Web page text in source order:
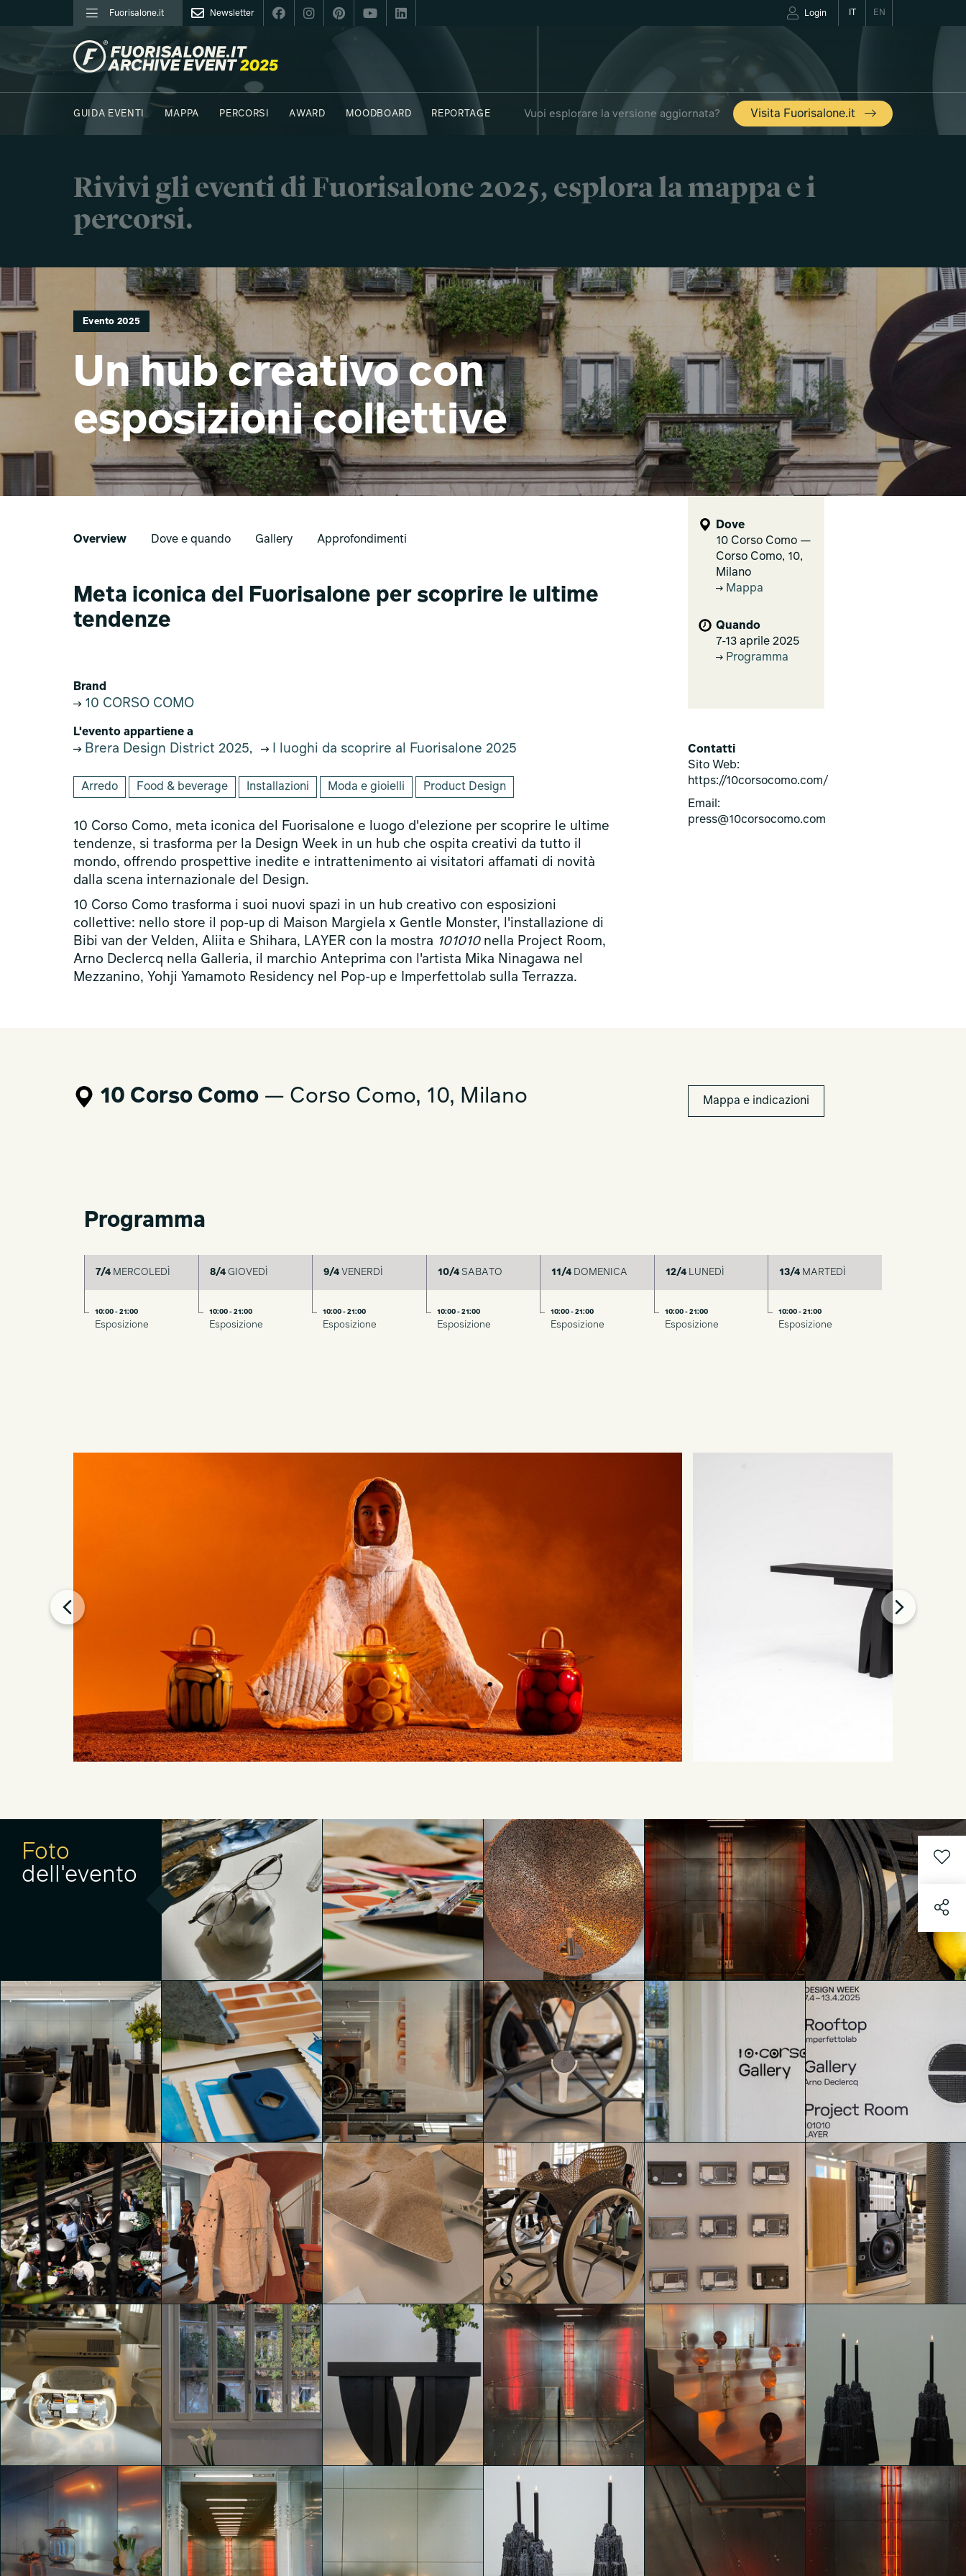
Fuorisalone.it Newsletter EN
Login
FUORISALONE.IT
GUIDA EVENTI
MAPPA PERCORSI AWARD MOODBOARD REPORTAGE Vuoi esplorare la versione aggiornata? Visita Fuorisalone.it
Rivivi gli eventi di Fuorisalone 2025, esplora la mappa e i
percorsi.
Evento 2025
Un hub creativo con
esposizioni collettive
Overview Dove e quando Gallery Approfondimenti
Meta iconica del Fuorisalone per scoprire le ultime
tendenze
Brand
10 CORSO COMO
L'evento appartiene a
Brera Design District 2025, I luoghi da scoprire al Fuorisalone 2025
Arredo Food & beverage Installazioni Moda e gioielli Product Design
10 Corso Como, meta iconica del Fuorisalone e luogo d'elezione per scoprire le ultime
tendenze, si trasforma per la Design Week in un hub che ospita creativi da tutto il
mondo, offrendo prospettive inedite e intrattenimento ai visitatori affamati di novità
dalla scena internazionale del Design.
10 Corso Como trasforma i suoi nuovi spazi in un hub creativo con esposizioni
collettive: nello store il pop-up di Maison Margiela x Gentle Monster, l'installazione di
Bibi van der Velden, Aliita e Shihara, LAYER con la mostra 101010 nella Project Room,
Arno Declercq nella Galleria, il marchio Anteprima con l'artista Mika Ninagawa nel
Mezzanino, Yohji Yamamoto Residency nel Pop-up e Imperfettolab sulla Terrazza.
Dove
10 Corso Como —
Corso Como, 10,
Milano
Mappa
Quando
7-13 aprile 2025
Programma
Contatti
Sito Web:
https://10corsocomo.com/
Email:
press@10corsocomo.com
10 Corso Como — Corso Como, 10, Milano Mappa e indicazioni
Programma
7/4 MERCOLEDÌ
10:00 - 21:00
Esposizione
8/4GIOVEDÌ
10:00 - 21:00
Esposizione
9/4 VENERDÌ
10:00 - 21:00
Esposizione
10/4SABATO
10:00 - 21:00
Esposizione
11/4 DOMENICA
10:00 - 21:00
Esposizione
12/4LUNEDÌ
10:00 - 21:00
Esposizione
13/4 MARTEDÌ
10:00 - 21:00
Esposizione
Foto
dell'evento
Un hub creativo con
esposizioni collettive
Francesca Veggetti
Un hub creativo con
esposizioni collettive
Francesca Veggetti
Un hub creativo con
esposizioni collettive
giacomo gallesi
Un hub creativo con
esposizioni collettive
giacomo gallesi
esposizioni collettive
giacomo gallesi
Un hub creativo con
esposizioni collettive
giacomo gallesi
Un hub creativo con
esposizioni collettive
giacomo gallesi
Un hub creativo con
esposizioni collettive
Un hub creativo con
esposizioni collettive
giacomo gallesi
esposizioni collettive
giacomo gallesi
Un hub creativo con
esposizioni collettive
giacomo gallesi
Un hub creativo con
esposizioni collettive
giulia eugenia girardi
Un hub creativo con
esposizioni collettive
Matteo Impieri
Un hub creativo con
esposizioni collettive
Matteo Impieri
Un hub creativo con
esposizioni collettive
Matteo Impieri
Un hub creativo con
esposizioni collettive
Matteo Impieri
Un hub creativo con
esposizioni collettive
Matteo Impieri